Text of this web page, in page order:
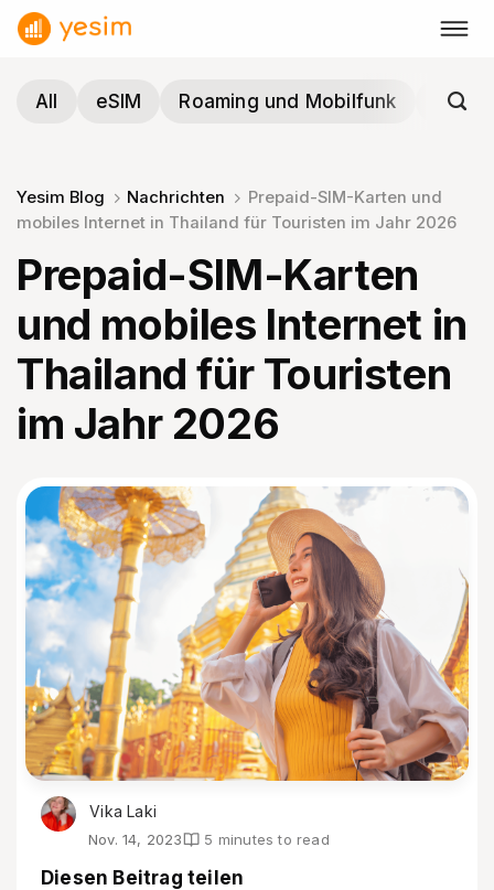
Zum
Inhalt
All
eSIM Roaming und Mobilfunk
Yesim Blog Nachrichten
Prepaid-SIM-Karten und
mobiles Internet in Thailand für Touristen im Jahr 2026
Prepaid-SIM-Karten
und mobiles Internet in
Thailand für Touristen
im Jahr 2026
Vika Laki
Nov. 14, 2023 5 minutes to read
Diesen Beitrag teilen